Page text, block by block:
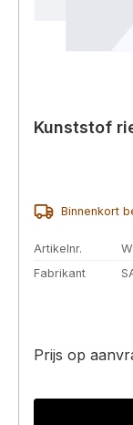
Kunststof
Binnenkort
Artikelnr.
Fabrikant
Prijs op